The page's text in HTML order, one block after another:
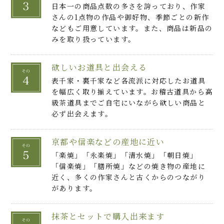
日本一の商品点数の多さを誇っており、作家
さんの1点物の作品や御好物、季節ごとの新作
などもご用意しています。また、商品は新品の
みを取り扱っています。
欲しいお道具と出会える
表千家・裏千家など各流派に対応したお道具
を幅広く取り揃えています。お稽古道具から高
級茶道具までご自宅にいながら欲しい商品と
必ず出会えます。
京都や信楽などの産地に近い
「楽焼」「永楽焼」「清水焼」「朝日焼」
「信楽焼」「膳所焼」などの焼き物の産地に
近く、多くの作家さんと古くからのつながり
があります。
抹茶とセットで購入出来ます